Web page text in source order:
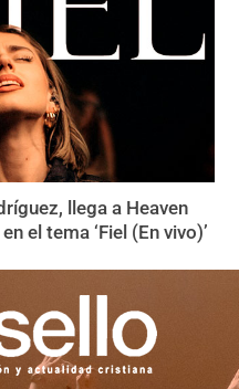
llega a Heaven
el tema ‘Fiel (En vivo)’